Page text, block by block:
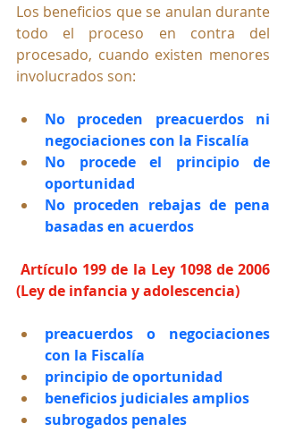
Los beneficios que se anulan durante
todo el proceso en contra del
procesado, cuando existen menores
involucrados son:
No proceden preacuerdos ni
negociaciones con la Fiscalía
No procede el principio de
oportunidad
No proceden rebajas de pena
basadas en acuerdos
Artículo 199 de la Ley 1098 de 2006
(Ley de infancia y adolescencia)
preacuerdos o negociaciones
con la Fiscalía
principio de oportunidad
beneficios judiciales amplios
subrogados penales